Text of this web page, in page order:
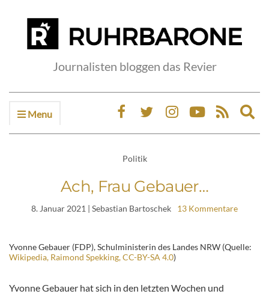
Journalisten bloggen das Revier
Menu
Politik
Ach, Frau Gebauer…
8. Januar 2021 | Sebastian Bartoschek 13 Kommentare
Yvonne Gebauer (FDP), Schulministerin des Landes NRW (Quelle:
Wikipedia, Raimond Spekking, CC-BY-SA 4.0)
Yvonne Gebauer hat sich in den letzten Wochen und